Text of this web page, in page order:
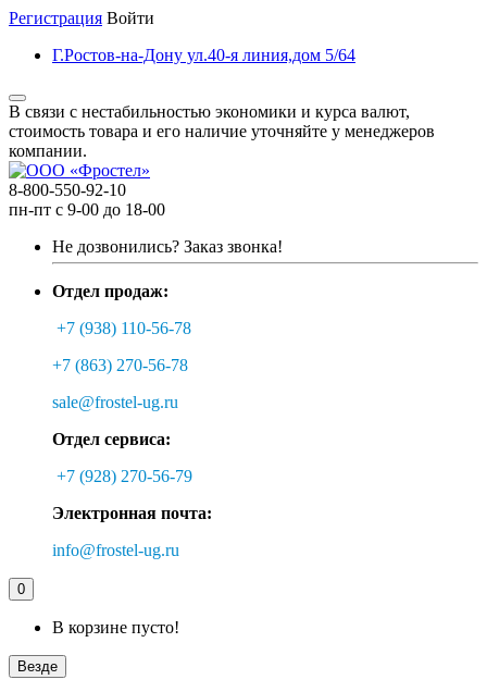
Регистрация Войти
Г.Ростов-на-Дону ул.40-я линия,дом 5/64
В связи с нестабильностью экономики и курса валют,
стоимость товара и его наличие уточняйте у менеджеров
компании.
8-800-550-92-10
пн-пт с 9-00 до 18-00
Не дозвонились? Заказ звонка!
Отдел продаж:
+7 (938) 110-56-78
+7 (863) 270-56-78
sale@frostel-ug.ru
Отдел сервиса:
+7 (928) 270-56-79
Электронная почта:
info@frostel-ug.ru
0
В корзине пусто!
Везде